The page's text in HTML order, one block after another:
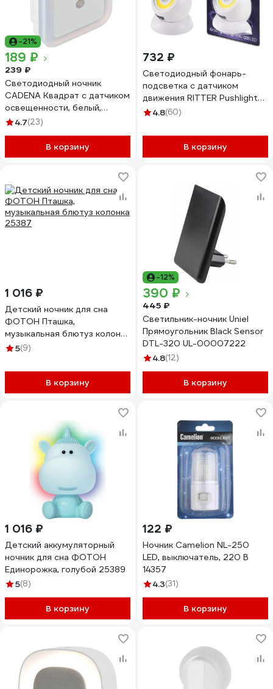
-21%
189 ₽
239 ₽
Светодиодный ночник
CADENA Квадрат с датчиком
освещенности, белый,
Ledsquare
4.7(23)
В корзину
732 ₽
Светодиодный фонарь-
подсветка с датчиком
движения RITTER Pushlight
Globe MySense 29108 4
4.8(60)
В корзину
1 016 ₽
Детский ночник для сна
ФОТОН Пташка,
музыкальная блютуз колонка
25387
5(9)
В корзину
-12%
390 ₽
445 ₽
Светильник-ночник Uniel
Прямоугольник Black Sensor
DTL-320 UL-00007222
4.8(12)
В корзину
1 016 ₽
Детский аккумуляторный
ночник для сна ФОТОН
Единорожка, голубой 25389
5(8)
В корзину
122 ₽
Ночник Camelion NL-250
LED, выключатель, 220 В
14357
4.3(31)
В корзину